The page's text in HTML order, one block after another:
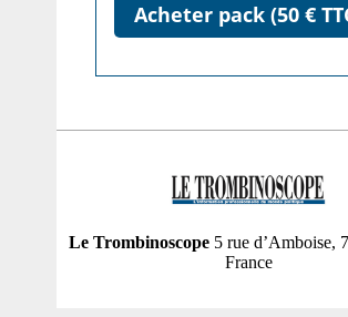
Acheter pack (50 €
Le Trombinoscope 5 rue d’Amboise,
France